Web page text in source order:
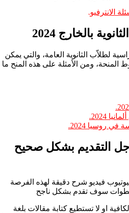
الانترفيو.
بالخارج 2024
لطلاّب الثانوية العامة، والتي يمكن
المنحة، ومن الأمثلة على هذه المنح ما
التقديم بشكل صحيح
فيديو شرح دقيقة لهذه الفرصة
سوف تقدم بشكل ناجح
او لا تستطيع كتابة مقالات بلغة